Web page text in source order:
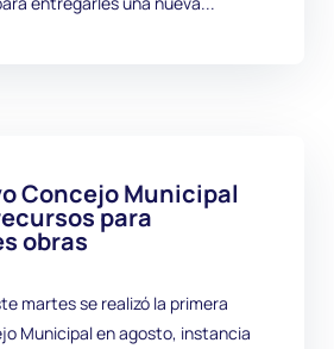
Concejo Municipal
para
obras
martes se realizó la primera
Municipal en agosto, instancia